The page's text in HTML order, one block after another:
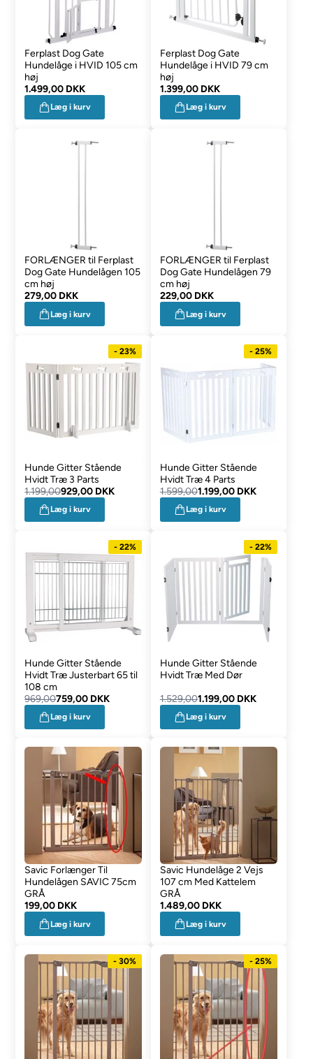
Ferplast Dog Gate
Hundelåge i HVID 105 cm
høj
1.499,00 DKK
Læg i kurv
Ferplast Dog Gate
Hundelåge i HVID 79 cm
høj
1.399,00 DKK
Læg i kurv
FORLÆNGER til Ferplast
Dog Gate Hundelågen 105
cm høj
279,00 DKK
Læg i kurv
FORLÆNGER til Ferplast
Dog Gate Hundelågen 79
cm høj
229,00 DKK
Læg i kurv
- 23%
Hunde Gitter Stående
Hvidt Træ 3 Parts
1.199,00929,00 DKK
Læg i kurv
- 25%
Hunde Gitter Stående
Hvidt Træ 4 Parts
1.599,001.199,00 DKK
Læg i kurv
- 22%
Hunde Gitter Stående
Hvidt Træ Justerbart 65 til
108 cm
969,00759,00 DKK
Læg i kurv
- 22%
Hunde Gitter Stående
Hvidt Træ Med Dør
1.529,001.199,00 DKK
Læg i kurv
Savic Forlænger Til
Hundelågen SAVIC 75cm
GRÅ
199,00 DKK
Læg i kurv
Savic Hundelåge 2 Vejs
107 cm Med Kattelem
GRÅ
1.489,00 DKK
Læg i kurv
- 30% - 25%